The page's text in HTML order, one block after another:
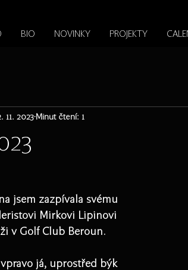
BIO NOVINKY PROJEKTY
11. 2023 Minut čtení: 1
jsem zazpívala svému
Mirkovi Lipinovi
v Golf Club Beroun.
já, uprostřed býk